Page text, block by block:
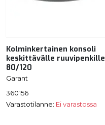
Kolminkertainen konsoli
keskittävälle ruuvipenkille
80/120
Garant
360156
Varastotilanne: Ei varastossa